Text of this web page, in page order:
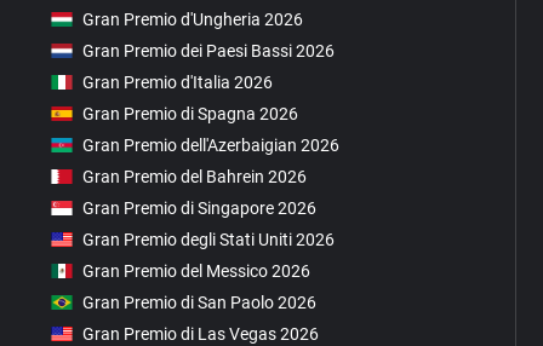
Gran Premio d'Ungheria 2026
Gran Premio dei Paesi Bassi 2026
Gran Premio d'Italia 2026
Gran Premio di Spagna 2026
Gran Premio dell'Azerbaigian 2026
Gran Premio del Bahrein 2026
Gran Premio di Singapore 2026
Gran Premio degli Stati Uniti 2026
Gran Premio del Messico 2026
Gran Premio di San Paolo 2026
Gran Premio di Las Vegas 2026